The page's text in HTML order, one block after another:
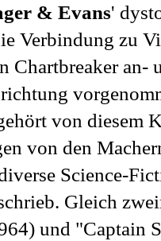
& Evans'
Verbindung zu
Chartbreaker an-
von diesem
von den
Science-
Gleich
und "Captain